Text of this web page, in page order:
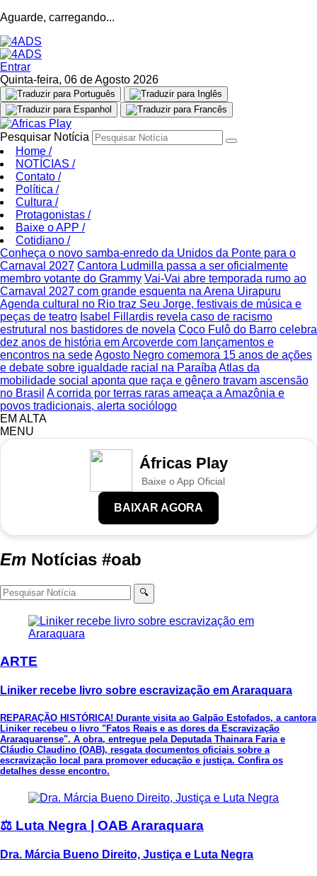
Aguarde, carregando...
Entrar
Quinta-feira, 06 de Agosto 2026
Pesquisar Notícia
Home /
NOTÍCIAS /
Contato /
Política /
Cultura /
Protagonistas /
Baixe o APP /
Cotidiano /
Conheça o novo samba-enredo da Unidos da Ponte para o
Carnaval 2027 Cantora Ludmilla passa a ser oficialmente
membro votante do Grammy Vai-Vai abre temporada rumo ao
Carnaval 2027 com grande esquenta na Arena Uirapuru
Agenda cultural no Rio traz Seu Jorge, festivais de música e
peças de teatro Isabel Fillardis revela caso de racismo
estrutural nos bastidores de novela Coco Fulô do Barro celebra
dez anos de história em Arcoverde com lançamentos e
encontros na sedeAgosto Negro comemora 15 anos de ações
e debate sobre igualdade racial na Paraíba Atlas da
mobilidade social aponta que raça e gênero travam ascensão
no Brasil A corrida por terras raras ameaça a Amazônia e
povos tradicionais, alerta sociólogo
EM ALTA
MENU
Áfricas Play
Baixe o App Oficial
BAIXAR AGORA
Em Notícias #oab
🔍
ARTE
Liniker recebe livro sobre escravização em Araraquara
REPARAÇÃO HISTÓRICA! Durante visita ao Galpão Estofados, a cantora
Liniker recebeu o livro "Fatos Reais e as dores da Escravização
Araraquarense". A obra, entregue pela Deputada Thainara Faria e
Cláudio Claudino (OAB), resgata documentos oficiais sobre a
escravização local para promover educação e justiça. Confira os
detalhes desse encontro.
⚖️ Luta Negra | OAB Araraquara
Dra. Márcia Bueno Direito, Justiça e Luta Negra